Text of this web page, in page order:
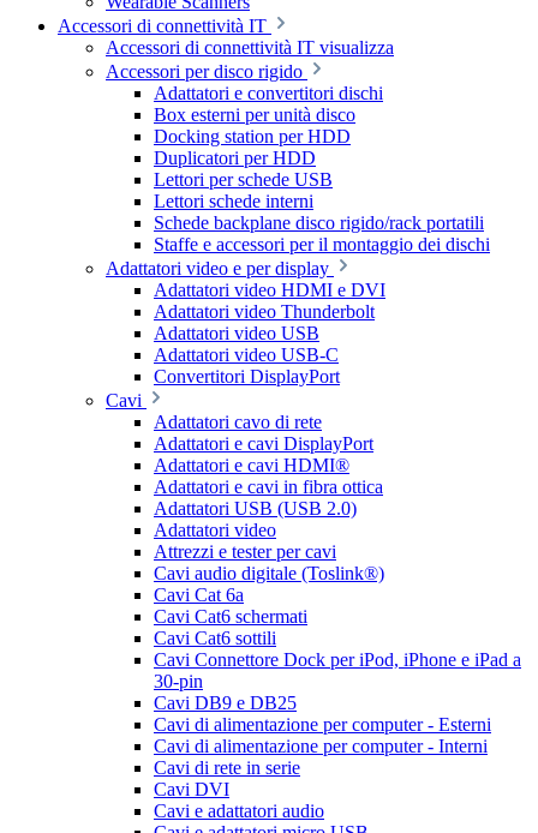
Accessori di connettività IT
Accessori di connettività IT visualizza
Accessori per disco rigido
Adattatori e convertitori dischi
Box esterni per unità disco
Docking station per HDD
Duplicatori per HDD
Lettori per schede USB
Lettori schede interni
Schede backplane disco rigido/rack portatili
Staffe e accessori per il montaggio dei dischi
Adattatori video e per display
Adattatori video HDMI e DVI
Adattatori video Thunderbolt
Adattatori video USB
Adattatori video USB-C
Convertitori DisplayPort
Cavi
Adattatori cavo di rete
Adattatori e cavi DisplayPort
Adattatori e cavi HDMI®
Adattatori e cavi in fibra ottica
Adattatori USB (USB 2.0)
Adattatori video
Attrezzi e tester per cavi
Cavi audio digitale (Toslink®)
Cavi Cat 6a
Cavi Cat6 schermati
Cavi Cat6 sottili
Cavi Connettore Dock per iPod, iPhone e iPad a
30-pin
Cavi DB9 e DB25
Cavi di alimentazione per computer - Esterni
Cavi di alimentazione per computer - Interni
Cavi di rete in serie
Cavi DVI
Cavi e adattatori audio